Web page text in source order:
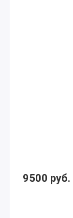
9500 руб.